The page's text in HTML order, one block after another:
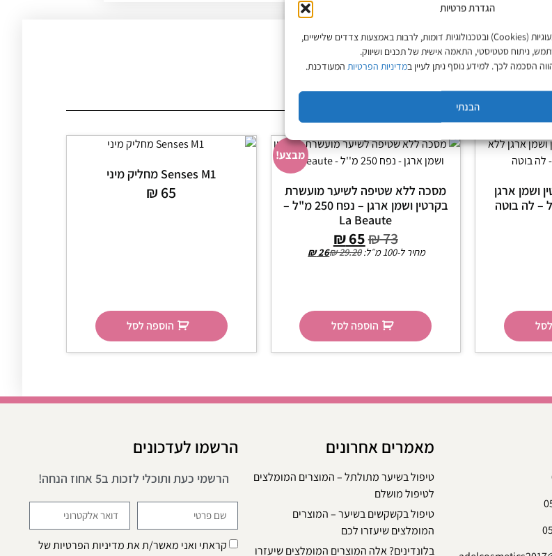
הגדרת פרטיות
באתר זה נעשה שימוש בעוגיות (Cookies) ובטכנולוגיות דומות, לרבות באמצעות צדדים שלישיים,
ניתוח סטטיסטי, התאמה אישית של תכנים ושיווק.
הסכמה לכך. למידע נוסף ניתן לעיין במדיניות הפרטיות המעודכנת.
הבנתי
ושמן ארגן
מבצע!
מסכה ללא שטיפה לשיער מועשרת
בקרטין ושמן ארגן – נפח 250 מ"ל –
La Beaute
₪73
₪65
מחיר ל-100 מ״ל: ₪29.20
₪26
הוספה לסל
Senses M1 מחליק מיני
₪ 65
הוספה לסל
מאמרים אחרונים
טיפול בשיער מתולתל – המוצרים המומלצים
לטיפול מושלם
טיפול בקשקשים בשיער – המוצרים
המומלצים שיעזרו לכם
בלונדינים? אלה המוצרים המומלצים שיעזרו
הרשמו לעדכונים
הרשמי כעת ותוכלי לזכות ב5 אחוז הנחה!
קראתי ואני מאשר/ת אתמדיניות הפרטיותשל